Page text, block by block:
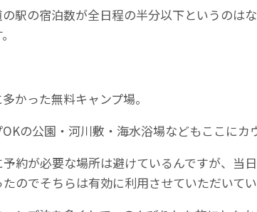
駅の宿泊数が全日程の半分以下というのは
かった無料キャンプ場。
の公園・河川敷・海水浴場などもここにカ
約が必要な場所は避けているんですが、当
のでそちらは有効に利用させていただいてい